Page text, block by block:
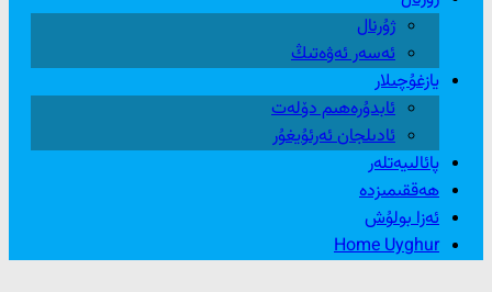
ژۇرنال
ئەسەر ئەۋەتىڭ
يازغۇچىلار
ئابدۇرەھىم دۆلەت
ئادىلجان ئەرئۇيغۇر
پائالىيەتلەر
ھەققىمىزدە
ئەزا بولۇش
Home Uyghur